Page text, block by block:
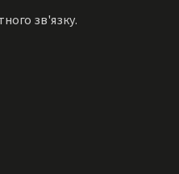
зв'язку.